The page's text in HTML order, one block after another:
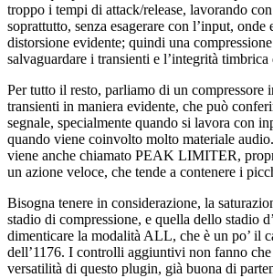
troppo i tempi di attack/release, lavorando
soprattutto, senza esagerare con l’input, onde
distorsione evidente; quindi una
salvaguardare i transienti e l’integrità timbrica
Per tutto il resto, parliamo di un compressore
transienti in maniera evidente, che può
segnale, specialmente quando si lavora con
quando viene coinvolto molto materiale
viene anche chiamato PEAK LIMITER,
un azione veloce, che tende a contenere i
Bisogna tenere in considerazione, la
stadio di compressione, e quella dello stadio
dimenticare la modalità ALL, che è un po’ il
dell’1176. I controlli aggiuntivi non fanno che
versatilità di questo plugin, già buona di